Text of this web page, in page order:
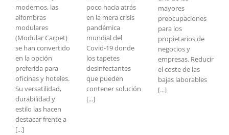
modernos, las
alfombras
modulares
(Modular Carpet)
se han convertido
en la opción
preferida para
oficinas y hoteles.
Su versatilidad,
durabilidad y
estilo las hacen
destacar frente a
[...]
poco hacia atrás
en la mera crisis
pandémica
mundial del
Covid-19 donde
los tapetes
desinfectantes
que pueden
contener solución
[...]
mayores
preocupaciones
para los
propietarios de
negocios y
empresas. Reducir
el coste de las
bajas laborables
[...]